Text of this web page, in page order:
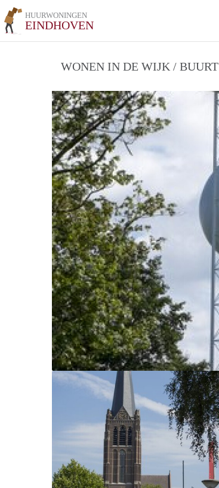
HUURWONINGEN
EINDHOVEN
WONEN IN DE WIJK / BUURT